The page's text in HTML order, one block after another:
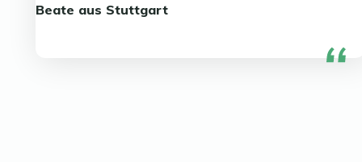
Beate aus Stuttgart